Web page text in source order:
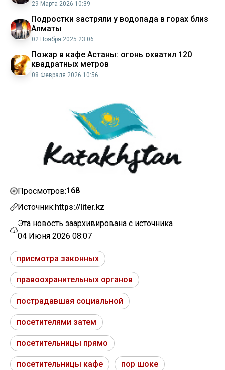
29 Марта 2026 10:39
Подростки застряли у водопада в горах близ
Алматы
02 Ноября 2025 23:06
Пожар в кафе Астаны: огонь охватил 120
квадратных метров
08 Февраля 2026 10:56
Просмотров:168
Источник:https://liter.kz
Эта новость заархивирована с источника
04 Июня 2026 08:07
присмотра законных
правоохранительных органов
пострадавшая социальной
посетителями затем
посетительницы прямо
посетительницы кафе пор шоке